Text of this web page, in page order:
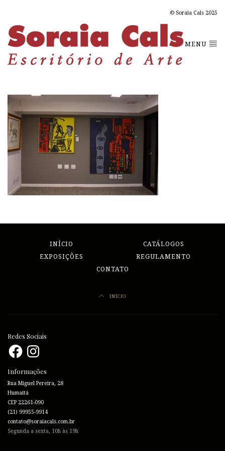
© Soraia Cals 2025
MENU
INÍCIO
CATÁLOGOS
EXPOSIÇÕES
REGULAMENTO
CONTATO
INÍCIO
Redes Sociais
FacebookInstagram
Informações
Rua Miguel Pereira, 28
Humaitá
CEP 22261-090
(21) 99955-9914
contato@soraiacals.com.br
Segunda a sexta, 10h às 19h